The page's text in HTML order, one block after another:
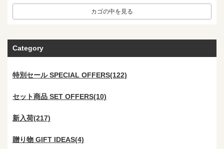
カゴの中を見る
Category
特別セール SPECIAL OFFERS(122)
セット商品 SET OFFERS(10)
新入荷(217)
贈り物 GIFT IDEAS(4)